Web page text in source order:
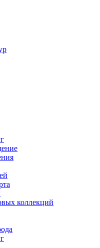
коллекций